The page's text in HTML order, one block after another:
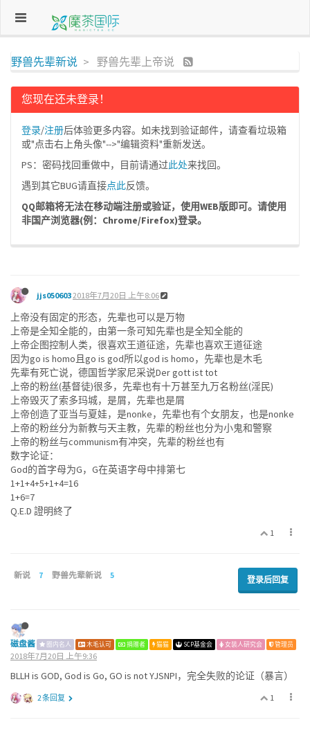
野兽先辈新说 野兽先辈上帝说
您现在还未登录！
登录/注册后体验更多内容。如未找到验证邮件，请查看垃圾箱
或"点击右上角头像"-->"编辑资料"重新发送。
PS：密码找回重做中，目前请通过此处来找回。
遇到其它BUG请直接点此反馈。
QQ邮箱将无法在移动端注册或验证，使用WEB版即可。请使用
非国产浏览器(例：Chrome/Firefox)登录。
jjs0506032018年7月20日 上午8:06
上帝没有固定的形态，先辈也可以是万物
上帝是全知全能的，由第一条可知先辈也是全知全能的
上帝企图控制人类，很喜欢王道征途，先辈也喜欢王道征途
因为go is homo且go is god所以god is homo，先辈也是木毛
先辈有死亡说，德国哲学家尼采说Der gott ist tot
上帝的粉丝(基督徒)很多，先辈也有十万甚至九万名粉丝(淫民)
上帝毁灭了索多玛城，是屑，先辈也是屑
上帝创造了亚当与夏娃，是nonke，先辈也有个女朋友，也是nonke
上帝的粉丝分为新教与天主教，先辈的粉丝也分为小鬼和警察
上帝的粉丝与communism有冲突，先辈的粉丝也有
数字论证：
God的首字母为G，G在英语字母中排第七
1+1+4+5+1+4=16
1+6=7
Q.E.D 證明終了
1
新说 7 野兽先辈新说 5 登录后回复
磁盘酱 圈内名人 木毛认可 捐赠者 猫猫 SCP基金会 女装人研究会 管理员
2018年7月20日 上午9:36
BLLH is GOD, God is Go, GO is not YJSNPI，完全失败的论证（暴言）
1
2 条回复